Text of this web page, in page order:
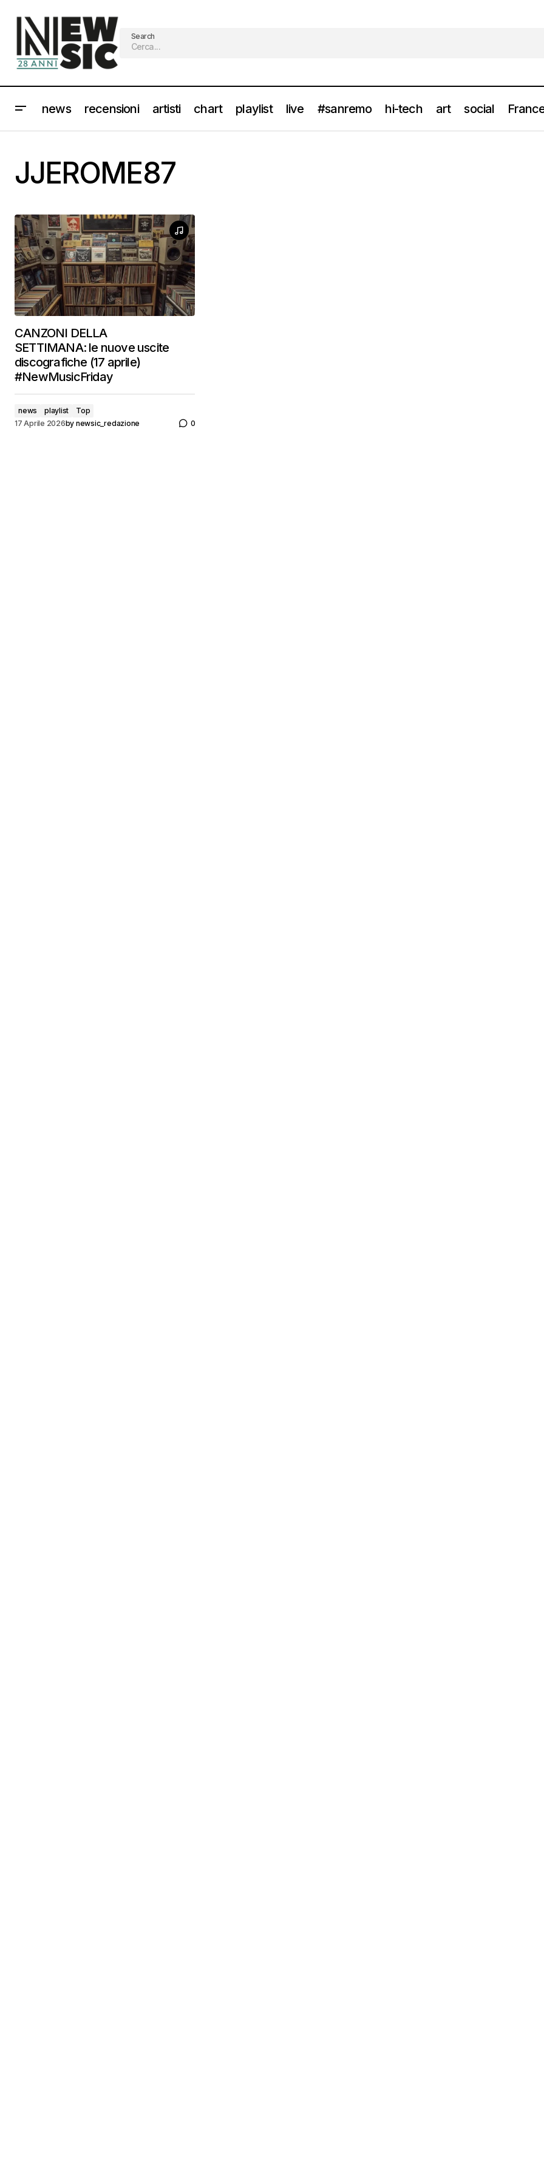
Search
news recensioni artisti chart playlist live #sanremo hi-tech art social
JJEROME87
CANZONI DELLA
SETTIMANA: le nuove uscite
discografiche (17 aprile)
#NewMusicFriday
news playlist
Top
17 Aprile 2026by newsic_redazione 0